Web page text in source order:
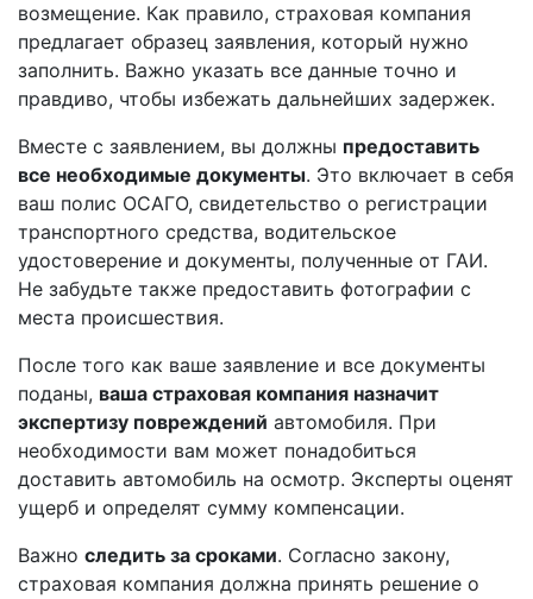
возмещение. Как правило, страховая компания
предлагает образец заявления, который нужно
заполнить. Важно указать все данные точно и
правдиво, чтобы избежать дальнейших задержек.
Вместе с заявлением, вы должны предоставить
все необходимые документы. Это включает в себя
ваш полис ОСАГО, свидетельство о регистрации
транспортного средства, водительское
удостоверение и документы, полученные от ГАИ.
Не забудьте также предоставить фотографии с
места происшествия.
После того как ваше заявление и все документы
поданы, ваша страховая компания назначит
экспертизу повреждений автомобиля. При
необходимости вам может понадобиться
доставить автомобиль на осмотр. Эксперты оценят
ущерб и определят сумму компенсации.
Важно следить за сроками. Согласно закону,
страховая компания должна принять решение о